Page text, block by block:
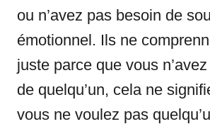
ou n’avez pas besoin de
émotionnel. Ils ne
juste parce que vous
de quelqu’un, cela ne
vous ne voulez pas